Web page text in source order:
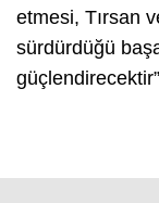
etmesi, Tırsan
sürdürdüğü